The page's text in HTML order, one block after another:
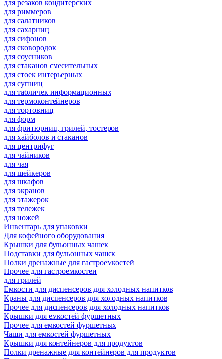
для резаков кондитерских
для риммеров
для салатников
для сахарниц
для сифонов
для сковородок
для соусников
для стаканов смесительных
для стоек интерьерных
для супниц
для табличек информационных
для термоконтейнеров
для тортовниц
для форм
для фритюрниц, грилей, тостеров
для хайболов и стаканов
для центрифуг
для чайников
для чая
для шейкеров
для шкафов
для экранов
для этажерок
для тележек
для ножей
Инвентарь для упаковки
Для кофейного оборудования
Крышки для бульонных чашек
Подставки для бульонных чашек
Полки дренажные для гастроемкостей
Прочее для гастроемкостей
для грилей
Емкости для диспенсеров для холодных напитков
Краны для диспенсеров для холодных напитков
Прочее для диспенсеров для холодных напитков
Крышки для емкостей фуршетных
Прочее для емкостей фуршетных
Чаши для емкостей фуршетных
Крышки для контейнеров для продуктов
Полки дренажные для контейнеров для продуктов